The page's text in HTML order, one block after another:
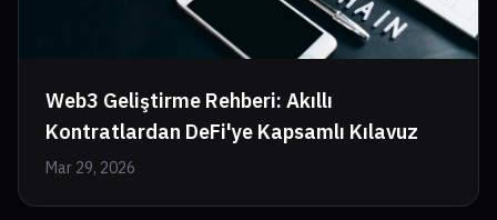
Web3 Geliştirme Rehberi: Akıllı
Kontratlardan DeFi'ye Kapsamlı Kılavuz
Mar 29, 2026